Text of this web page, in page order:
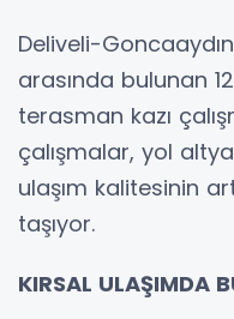
Deliveli-
arasında bulunan
terasman kazı
çalışmalar, yol
ulaşım kalitesinin
taşıyor.
KIRSAL ULAŞIMDA